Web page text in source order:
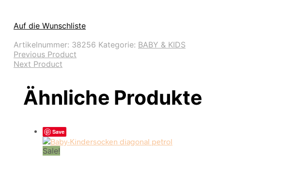
Auf die Wunschliste
Artikelnummer: 38256 Kategorie: BABY & KIDS
Previous Product
Next Product
Ähnliche Produkte
Save
Sale!